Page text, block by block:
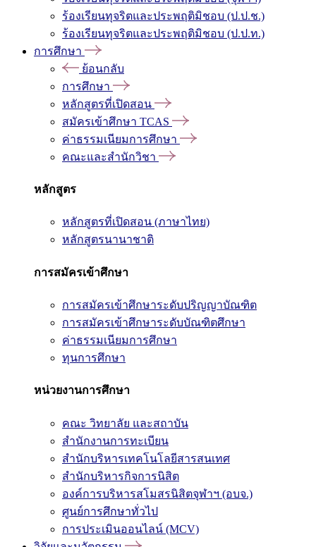
ร้องเรียนทุจริตและประพฤติมิชอบ (ป.ป.ช.)
ร้องเรียนทุจริตและประพฤติมิชอบ (ป.ป.ท.)
การศึกษา
ย้อนกลับ
การศึกษา
หลักสูตรที่เปิดสอน
สมัครเข้าศึกษา TCAS
ค่าธรรมเนียมการศึกษา
คณะและสำนักวิชา
หลักสูตร
หลักสูตรที่เปิดสอน (ภาษาไทย)
หลักสูตรนานาชาติ
การสมัครเข้าศึกษา
การสมัครเข้าศึกษาระดับปริญญาบัณฑิต
การสมัครเข้าศึกษาระดับบัณฑิตศึกษา
ค่าธรรมเนียมการศึกษา
ทุนการศึกษา
หน่วยงานการศึกษา
คณะ วิทยาลัย และสถาบัน
สำนักงานการทะเบียน
สำนักบริหารเทคโนโลยีสารสนเทศ
สำนักบริหารกิจการนิสิต
องค์การบริหารสโมสรนิสิตจุฬาฯ (อบจ.)
ศูนย์การศึกษาทั่วไป
การประเมินออนไลน์ (MCV)